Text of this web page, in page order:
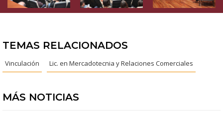
TEMAS RELACIONADOS
Vinculación Lic. en Mercadotecnia y Relaciones Comerciales
MÁS NOTICIAS